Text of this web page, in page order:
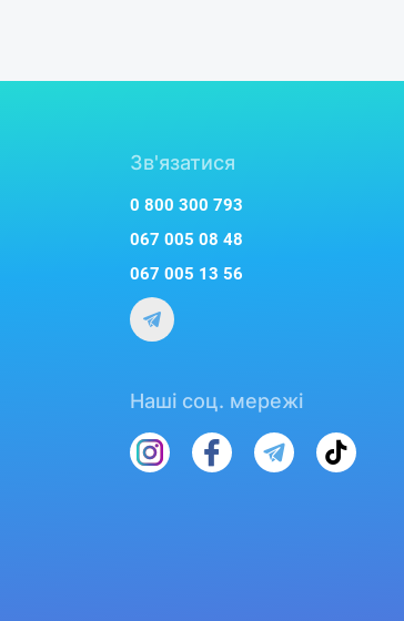
Зв'язатися
0 800 300 793
067 005 08 48
067 005 13 56
Наші соц. мережі